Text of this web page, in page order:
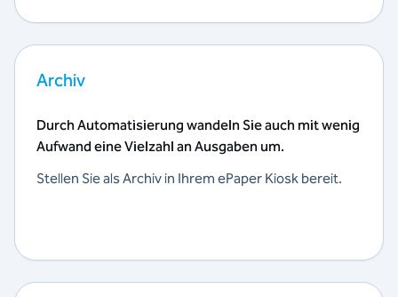
Archiv
Durch Automatisierung wandeln Sie auch mit wenig
Aufwand eine Vielzahl an Ausgaben um.
Stellen Sie als Archiv in Ihrem ePaper Kiosk bereit.